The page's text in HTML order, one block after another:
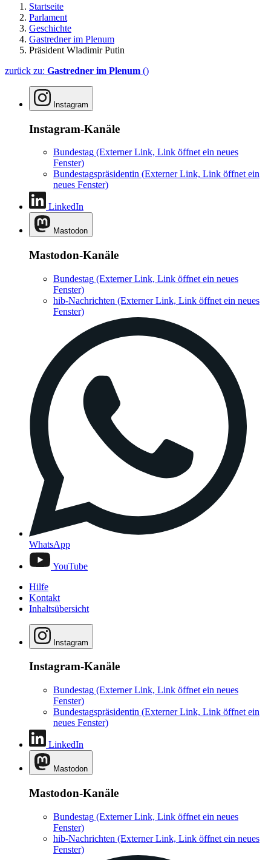
Startseite
Parlament
Geschichte
Gastredner im Plenum
Präsident Wladimir Putin
zurück zu: Gastredner im Plenum ()
Instagram
Instagram-Kanäle
Bundestag (Externer Link, Link öffnet ein neues
Fenster)
Bundestagspräsidentin (Externer Link, Link öffnet ein
neues Fenster)
LinkedIn
Mastodon
Mastodon-Kanäle
Bundestag (Externer Link, Link öffnet ein neues
Fenster)
hib-Nachrichten (Externer Link, Link öffnet ein neues
Fenster)
WhatsApp
YouTube
Hilfe
Kontakt
Inhaltsübersicht
Instagram
Instagram-Kanäle
Bundestag (Externer Link, Link öffnet ein neues
Fenster)
Bundestagspräsidentin (Externer Link, Link öffnet ein
neues Fenster)
LinkedIn
Mastodon
Mastodon-Kanäle
Bundestag (Externer Link, Link öffnet ein neues
Fenster)
hib-Nachrichten (Externer Link, Link öffnet ein neues
Fenster)